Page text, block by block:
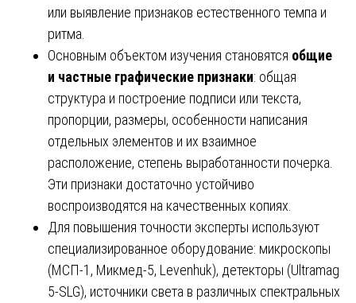
или выявление признаков естественного темпа и
ритма.
Основным объектом изучения становятся общие
и частные графические признаки: общая
структура и построение подписи или текста,
пропорции, размеры, особенности написания
отдельных элементов и их взаимное
расположение, степень выработанности почерка.
Эти признаки достаточно устойчиво
воспроизводятся на качественных копиях.
Для повышения точности эксперты используют
специализированное оборудование: микроскопы
(МСП-1, Микмед-5, Levenhuk), детекторы (Ultramag
5-SLG), источники света в различных спектральных